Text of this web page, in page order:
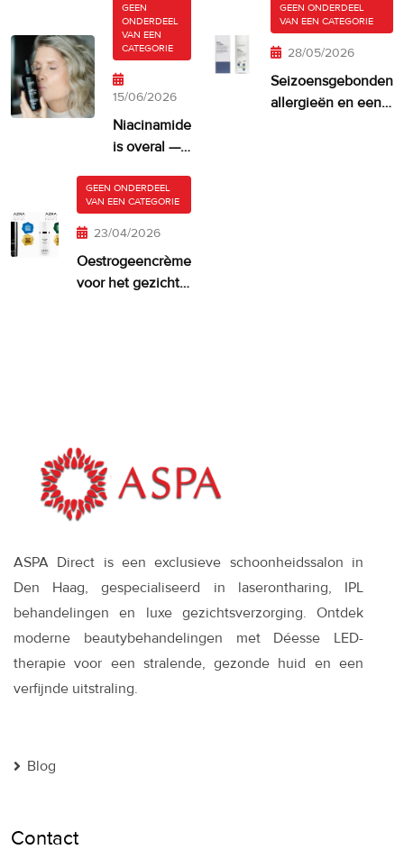
GEEN
ONDERDEEL
VAN EEN
CATEGORIE
15/06/2026
Niacinamide
is overal —
je huid er
misschien
te veel van?
GEEN ONDERDEEL
VAN EEN CATEGORIE
28/05/2026
Seizoensgebonden
allergieën en een
GEEN ONDERDEEL
VAN EEN CATEGORIE
23/04/2026
Oestrogeencrème
voor het gezicht:
ASPA Direct is een exclusieve schoonheidssalon in
Den Haag, gespecialiseerd in laserontharing, IPL
behandelingen en luxe gezichtsverzorging. Ontdek
moderne beautybehandelingen met Déesse LED-
therapie voor een stralende, gezonde huid en een
verfijnde uitstraling.
Blog
Contact